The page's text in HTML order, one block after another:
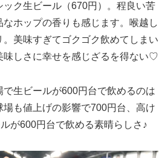
ック生ビール（670円）。程良い苦
ホップの香りも感じます。喉越し
。美味すぎてゴクゴク飲めてしまい
味しさに幸せを感じざるを得ない♡
生ビールが600円台で飲めるのは
も値上げの影響で700円台、高け
が600円台で飲める素晴らしさ♪